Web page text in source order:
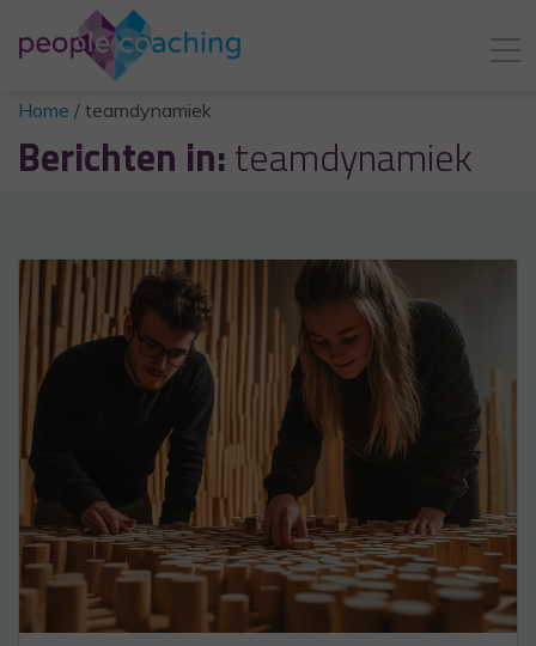
Home / teamdynamiek
Berichten in:teamdynamiek